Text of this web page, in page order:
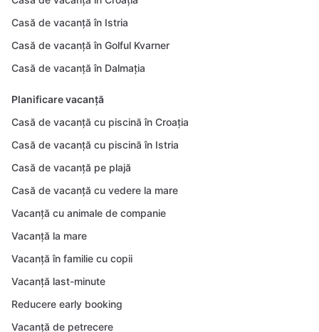
Casă de vacanță în Istria
Casă de vacanță în Golful Kvarner
Casă de vacanță în Dalmația
Planificare vacanță
Casă de vacanță cu piscină în Croația
Casă de vacanță cu piscină în Istria
Casă de vacanță pe plajă
Casă de vacanță cu vedere la mare
Vacanță cu animale de companie
Vacanță la mare
Vacanță în familie cu copii
Vacanță last-minute
Reducere early booking
Vacanță de petrecere